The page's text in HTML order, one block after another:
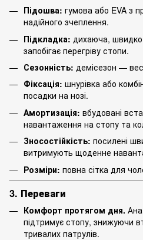
Підошва: гумова або EVA з
надійного зчеплення.
Підкладка: дихаюча, швидко
запобігає перегріву стопи.
Сезонність: демісезон —
Фіксація: шнурівка або
посадки на нозі.
Амортизація: вбудовані
навантаження на стопу та
Зносостійкість: посилені
витримують щоденне
Розміри: повна сітка для
3. Переваги
Комфорт протягом дня.
підтримує стопу, знижуючи
тривалих патрулів.